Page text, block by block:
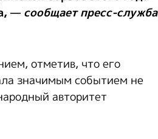
— сообщает пресс-служба
отметив, что его
значимым событием не
авторитет